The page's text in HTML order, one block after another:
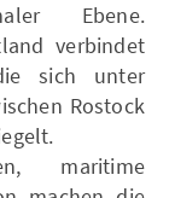
Ebene.
verbindet
sich unter
Rostock
maritime